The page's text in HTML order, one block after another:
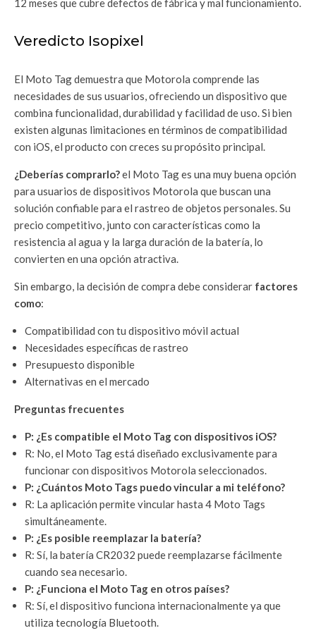
12 meses que cubre defectos de fábrica y mal funcionamiento.
Veredicto Isopixel
El Moto Tag demuestra que Motorola comprende las
necesidades de sus usuarios, ofreciendo un dispositivo que
combina funcionalidad, durabilidad y facilidad de uso. Si bien
existen algunas limitaciones en términos de compatibilidad
con iOS, el producto con creces su propósito principal.
¿Deberías comprarlo?el Moto Tag es una muy buena opción
para usuarios de dispositivos Motorola que buscan una
solución confiable para el rastreo de objetos personales. Su
precio competitivo, junto con características como la
resistencia al agua y la larga duración de la batería, lo
convierten en una opción atractiva.
Sin embargo, la decisión de compra debe considerar factores
como:
Compatibilidad con tu dispositivo móvil actual
Necesidades específicas de rastreo
Presupuesto disponible
Alternativas en el mercado
Preguntas frecuentes
P: ¿Es compatible el Moto Tag con dispositivos iOS?
R: No, el Moto Tag está diseñado exclusivamente para
funcionar con dispositivos Motorola seleccionados.
P: ¿Cuántos Moto Tags puedo vincular a mi teléfono?
R: La aplicación permite vincular hasta 4 Moto Tags
simultáneamente.
P: ¿Es posible reemplazar la batería?
R: Sí, la batería CR2032 puede reemplazarse fácilmente
cuando sea necesario.
P: ¿Funciona el Moto Tag en otros países?
R: Sí, el dispositivo funciona internacionalmente ya que
utiliza tecnología Bluetooth.